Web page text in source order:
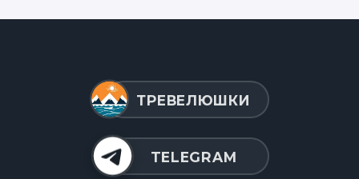
ТРЕВЕЛЮШКИ
TELEGRAM